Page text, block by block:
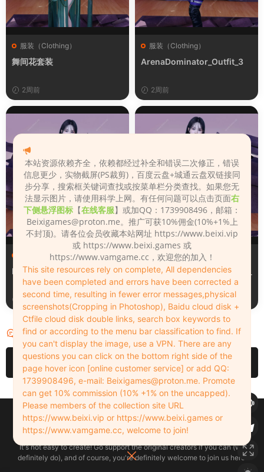
服装（Clothing）
舞间花套装
2周前
服装（Clothing）
ArenaDominator_Outfit_3
2周前
服装（Clothing）
Leopard_print_office_suit
2周前
服装（Clothing）
Lacquer_leather_two_tone_
tight_mini_skirt
2周前
评论 0
请先登录
Copyleft © 2022-2026 beixi.vip - All Rights Freedom！
创作不易！有能力的同学可以去支持一下原创作者（我们绝对支持），当然
了，您加入这里我们也绝对欢迎！
It's not easy to create! Go support the original creators if you can (we
definitely do), and of course, you're definitely welcome to join us here!
本站资源依赖齐全，依赖都经过补全和错误二次修正，错误
信息更少，实物截屏(PS裁剪)，百度云盘+城通云盘双链接同
步分享，搜索框关键词查找或按菜单栏分类查找。如果您无
法显示图片，请使用科学上网。有任何问题可以点击页面右
下侧悬浮图标 【在线客服】或加QQ：1739908496，邮箱：
Beixigames@proton.me。推广可获10%佣金(10%+1%上
不封顶)。请各位会员收藏本站网址 https://www.beixi.vip
或 https://www.beixi.games 或
https://www.vamgame.cc，欢迎您的加入！
This site resources rely on complete, All dependencies
have been completed and errors have been corrected a
second time, resulting in fewer error messages,physical
screenshots(Cropping in Photoshop), Baidu cloud disk +
Ctfile cloud disk double links, search box keywords to
find or according to the menu bar classification to find. If
you can't display the image, use a VPN. There are any
questions you can click on the bottom right side of the
page hover icon [online customer service] or add QQ:
1739908496, e-mail: Beixigames@proton.me. Promote
can get 10% commission (10% +1% on the uncapped).
Please members of the collection site URL
https://www.beixi.vip or https://www.beixi.games or
https://www.vamgame.cc, welcome to join!